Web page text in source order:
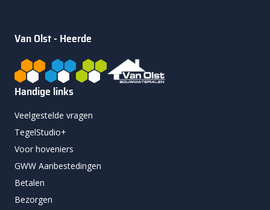
Van Olst - Heerde
Handige links
Veelgestelde vragen
TegelStudio+
Voor hoveniers
GWW Aanbestedingen
Betalen
Bezorgen